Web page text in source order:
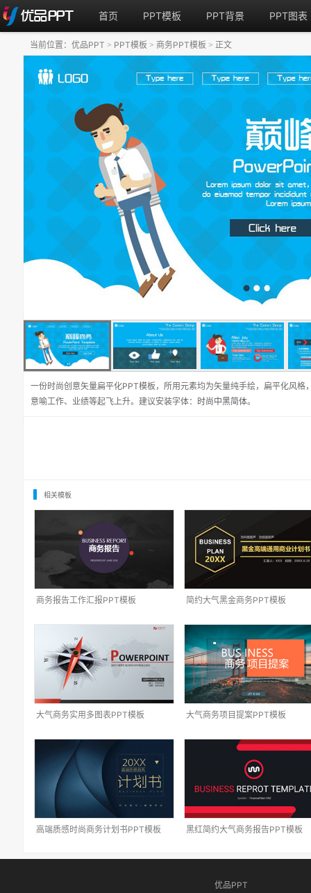
首页 PPT模板 PPT背景 PPT图表
一份时尚创意矢量扁平化PPT模板，所用元素均为矢量纯手绘，扁平化风
意喻工作、业绩等起飞上升。建议安装字体： 时尚中黑简体。
当前位置： 优品PPT > PPT模板 > 商务PPT模板 > 正文
相关模板
商务报告工作汇报PPT模板 简约大气黑金商务PPT模板
大气商务实用多图表PPT模板 大气商务项目提案PPT模板
高端质感时尚商务计划书PPT模板 黑红简约大气商务报告PPT模板
优品PPT